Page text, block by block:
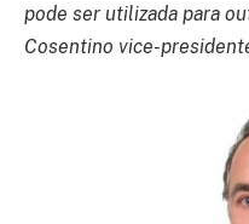
pode ser utilizada para
Cosentino vice-